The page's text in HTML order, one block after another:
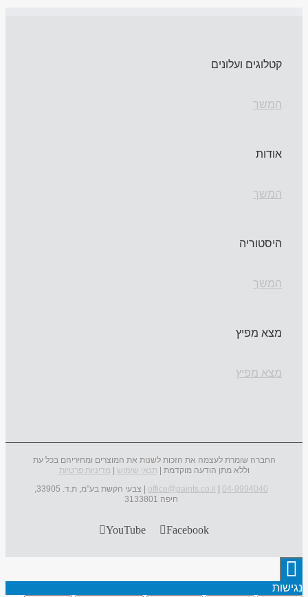
קטלוגים ועלונים
המשך
אודות
המשך
היסטוריה
המשך
מצא מפיץ
מצא מפיץ
החברה שומרת לעצמה את הזכות לשנות את המוצרים ומחיריהם בכל עת
וללא מתן הודעה מוקדמת | תנאי שימוש
מדיניות פרטיות
04-9994040
office@paints.co.il
| צבעי הקשת בע"מ, ת.ד. 33905,
חיפה 3133801
Facebook
YouTube
נגישות